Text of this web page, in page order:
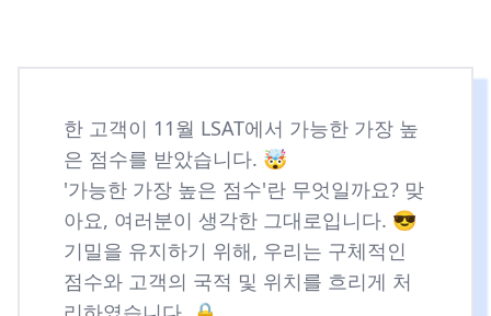
한 고객이 11월 LSAT에서 가능한 가장 높
은 점수를 받았습니다. 🤯
'가능한 가장 높은 점수'란 무엇일까요? 맞
아요, 여러분이 생각한 그대로입니다. 😎
기밀을 유지하기 위해, 우리는 구체적인
점수와 고객의 국적 및 위치를 흐리게 처